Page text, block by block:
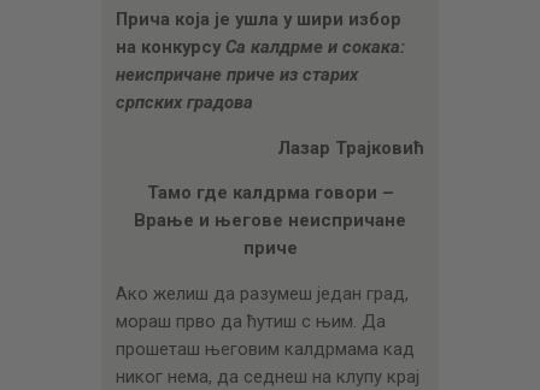
Прича која је ушла у шири избор
на конкурсу Са калдрме и сокака:
неиспричане приче из старих
српских градова
Лазар Трајковић
Тамо где калдрма говори –
Врање и његове неиспричане
приче
Ако желиш да разумеш један град,
мораш прво да ћутиш с њим. Да
прошеташ његовим калдрмама кад
никог нема, да седнеш на клупу крај